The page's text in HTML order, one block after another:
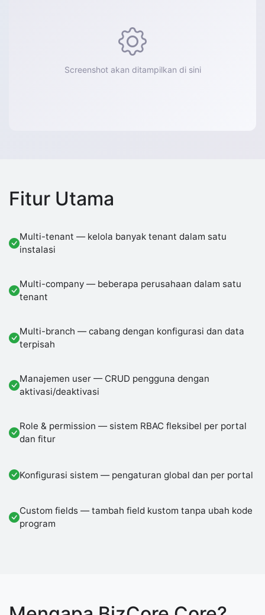
Screenshot akan ditampilkan di sini
Fitur Utama
Multi-tenant — kelola banyak tenant dalam satu
instalasi
Multi-company — beberapa perusahaan dalam satu
tenant
Multi-branch — cabang dengan konfigurasi dan data
terpisah
Manajemen user — CRUD pengguna dengan
aktivasi/deaktivasi
Role & permission — sistem RBAC fleksibel per portal
dan fitur
Konfigurasi sistem — pengaturan global dan per portal
Custom fields — tambah field kustom tanpa ubah kode
program